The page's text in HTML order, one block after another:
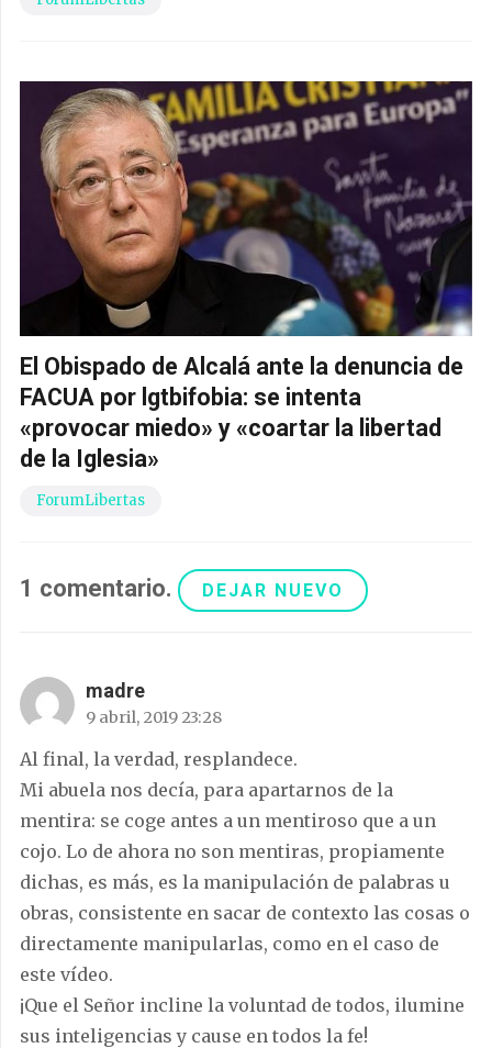
El Obispado de Alcalá ante la denuncia de
FACUA por lgtbifobia: se intenta
«provocar miedo» y «coartar la libertad
de la Iglesia»
ForumLibertas
1 comentario. DEJAR NUEVO
madre
9 abril, 2019 23:28
Al final, la verdad, resplandece.
Mi abuela nos decía, para apartarnos de la
mentira: se coge antes a un mentiroso que a un
cojo. Lo de ahora no son mentiras, propiamente
dichas, es más, es la manipulación de palabras u
obras, consistente en sacar de contexto las cosas o
directamente manipularlas, como en el caso de
este vídeo.
¡Que el Señor incline la voluntad de todos, ilumine
sus inteligencias y cause en todos la fe!